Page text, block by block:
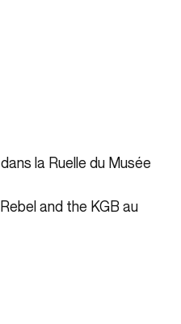
la Ruelle du Musée
and the KGB au